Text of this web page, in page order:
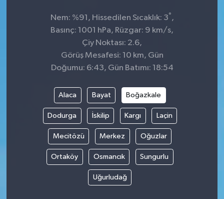
Nem: %91, Hissedilen Sıcaklık: 3° ,
Basınç: 1001 hPa, Rüzgar: 9 km/s,
Çiy Noktası: 2.6,
Görüş Mesafesi: 10 km, Gün
Doğumu: 6:43, Gün Batımı: 18:54
Alaca Bayat Boğazkale
Dodurga İskilip Kargı Laçin
Mecitözü Merkez Oğuzlar
Ortaköy Osmancık Sungurlu
Uğurludağ
Erdek
Gönen
Havran
İvrindi
KENT GÜNDEMİ